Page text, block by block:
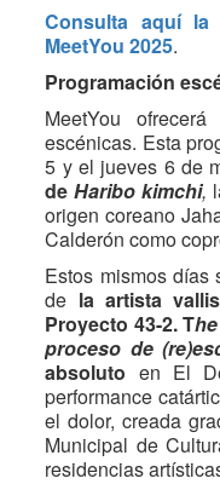
Consulta aquí la
MeetYou 2025.
Programación
MeetYou
escénicas. Esta
5 y el jueves 6 de
deHaribo kimchi,
origen coreano
Calderón como
Estos mismos días
de la artista
Proyecto 43-2. T
proceso de
absoluto en El
performance
el dolor, creada
Municipal de
residencias